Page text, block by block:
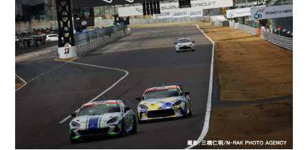
トヨタイムズビジネス
トヨタイムズスポーツ
SDGs